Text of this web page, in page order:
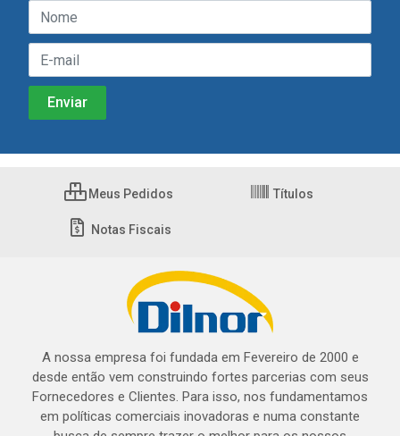
Meus Pedidos Títulos
Notas Fiscais
A nossa empresa foi fundada em Fevereiro de 2000 e
desde então vem construindo fortes parcerias com seus
Fornecedores e Clientes. Para isso, nos fundamentamos
em políticas comerciais inovadoras e numa constante